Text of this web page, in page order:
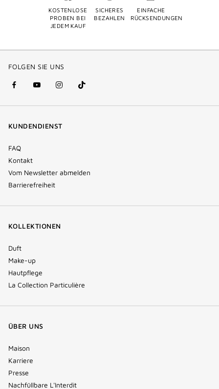
KOSTENLOSE
PROBEN BEI
JEDEM KAUF
SICHERES
BEZAHLEN
EINFACHE
RÜCKSENDUNGEN
FOLGEN SIE UNS
facebook
(new
youtube
(new
instagram
(new
Tik
Tok
KUNDENDIENST
FAQ
Kontakt
Vom Newsletter abmelden
Barrierefreiheit
KOLLEKTIONEN
Duft
Make-up
Hautpflege
La Collection Particulière
ÜBER UNS
Maison
Karriere
Presse
Nachfüllbare L'Interdit